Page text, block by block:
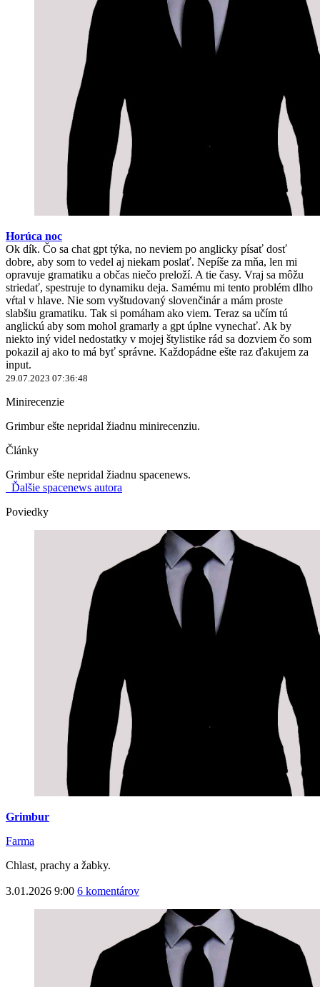
Horúca noc
Ok dík. Čo sa chat gpt týka, no neviem po anglicky písať dosť
dobre, aby som to vedel aj niekam poslať. Nepíše za mňa, len mi
opravuje gramatiku a občas niečo preloží. A tie časy. Vraj sa môžu
striedať, spestruje to dynamiku deja. Samému mi tento problém dlho
vŕtal v hlave. Nie som vyštudovaný slovenčinár a mám proste
slabšiu gramatiku. Tak si pomáham ako viem. Teraz sa učím tú
anglickú aby som mohol gramarly a gpt úplne vynechať. Ak by
niekto iný videl nedostatky v mojej štylistike rád sa dozviem čo som
pokazil aj ako to má byť správne. Každopádne ešte raz ďakujem za
input.
29.07.2023 07:36:48
Minirecenzie
Grimbur ešte nepridal žiadnu minirecenziu.
Články
Grimbur ešte nepridal žiadnu spacenews.
Ďalšie spacenews autora
Poviedky
Grimbur
Farma
Chlast, prachy a žabky.
3.01.2026 9:00 6 komentárov